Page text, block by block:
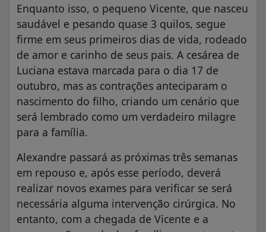
Enquanto isso, o pequeno Vicente, que nasceu
saudável e pesando quase 3 quilos, segue
firme em seus primeiros dias de vida, rodeado
de amor e carinho de seus pais. A cesárea de
Luciana estava marcada para o dia 17 de
outubro, mas as contrações anteciparam o
nascimento do filho, criando um cenário que
será lembrado como um verdadeiro milagre
para a família.
Alexandre passará as próximas três semanas
em repouso e, após esse período, deverá
realizar novos exames para verificar se será
necessária alguma intervenção cirúrgica. No
entanto, com a chegada de Vicente e a